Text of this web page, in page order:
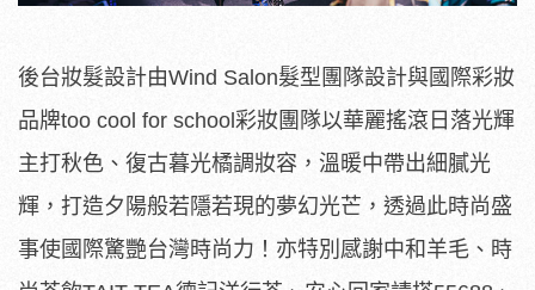
後台妝髮設計由Wind Salon髮型團隊設計與國際彩妝
品牌too cool for school彩妝團隊以華麗搖滾日落光輝
主打秋色、復古暮光橘調妝容，溫暖中帶出細膩光
輝，打造夕陽般若隱若現的夢幻光芒，透過此時尚盛
事使國際驚艷台灣時尚力！亦特別感謝中和羊毛、時